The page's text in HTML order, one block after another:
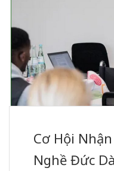
Cơ Hội Nhận
Nghề Đức